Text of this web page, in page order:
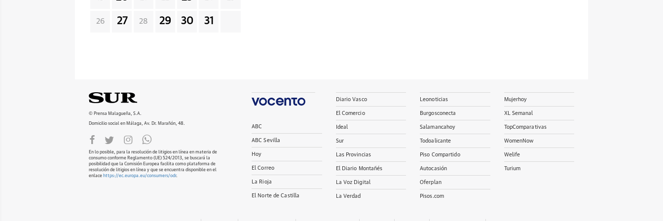
26 27 28 29 30 31
© Prensa Malagueña, S.A.
Domicilio social en Málaga, Av. Dr. Marañón, 48.
En lo posible, para la resolución de litigios en línea en materia de
consumo conforme Reglamento (UE) 524/2013, se buscará la
posibilidad que la Comisión Europea facilita como plataforma de
resolución de litigios en línea y que se encuentra disponible en el
enlace https://ec.europa.eu/consumers/odr.
ABC
ABC Sevilla
Hoy
El Correo
La Rioja
El Norte de Castilla
Diario Vasco
El Comercio
Ideal
Sur
Las Provincias
El Diario Montañés
La Voz Digital
La Verdad
Leonoticias
Burgosconecta
Salamancahoy
Todoalicante
Piso Compartido
Autocasión
Oferplan
Pisos.com
Mujerhoy
XL Semanal
TopComparativas
WomenNow
Welife
Turium